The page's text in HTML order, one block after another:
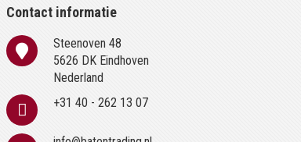
Contact informatie
Steenoven 48
5626 DK Eindhoven
Nederland
+31 40 - 262 13 07